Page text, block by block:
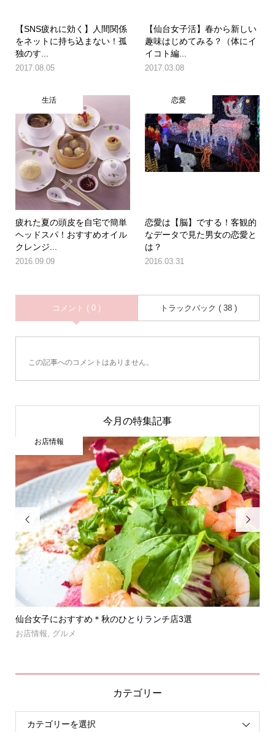
【SNS疲れに効く】人間関係
をネットに持ち込まない！孤
独のす...
2017.08.05
【仙台女子活】春から新しい
趣味はじめてみる？（体にイ
イコト編...
2017.03.08
生活
疲れた夏の頭皮を自宅で簡単
ヘッドスパ！おすすめオイル
クレンジ...
2016.09.09
恋愛
恋愛は【脳】でする！客観的
なデータで見た男女の恋愛と
は？
2016.03.31
コメント ( 0 ) トラックバック ( 38 )
この記事へのコメントはありません。
今月の特集記事

仙台女子におすすめ＊秋のひとりランチ店3選
お店情報, グルメ
お店情報

カテゴリー